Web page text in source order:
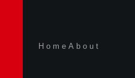
Home About